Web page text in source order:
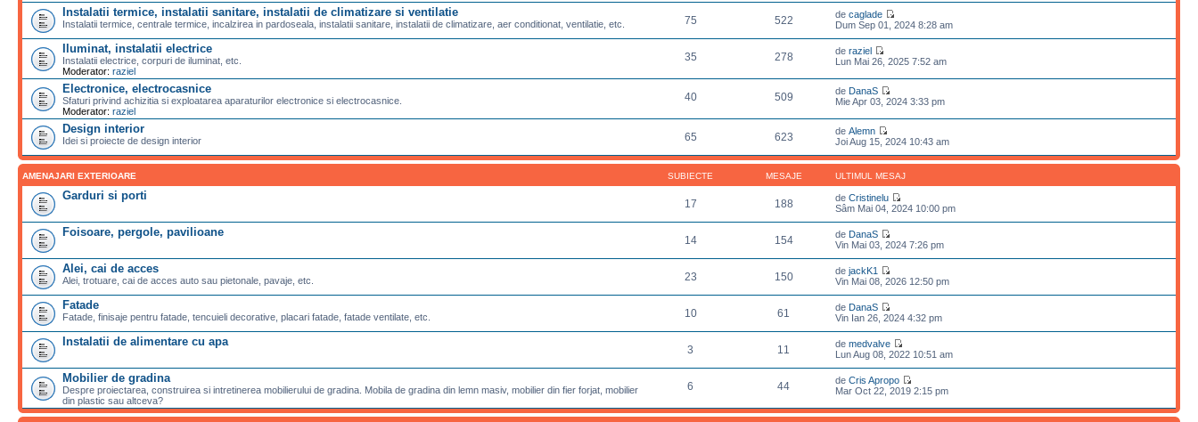
Instalatii termice, instalatii sanitare, instalatii de climatizare si ventilatie
Instalatii termice, centrale termice, incalzirea in pardoseala, instalatii sanitare, instalatii de climatizare, aer conditionat, ventilatie, etc. 75 522 decaglade
Dum Sep 01, 2024 8:28 am
Iluminat, instalatii electrice
Instalatii electrice, corpuri de iluminat, etc.
Moderator: raziel
35 278 deraziel
Lun Mai 26, 2025 7:52 am
Electronice, electrocasnice
Sfaturi privind achizitia si exploatarea aparaturilor electronice si electrocasnice.
Moderator: raziel
40 509 de DanaS
Mie Apr 03, 2024 3:33 pm
Design interior
Idei si proiecte de design interior 65 623 deAlemn
Joi Aug 15, 2024 10:43 am
AMENAJARI EXTERIOARE SUBIECTE MESAJE ULTIMUL MESAJ
Garduri si porti
17 188 deCristinelu
Sâm Mai 04, 2024 10:00 pm
Foisoare, pergole, pavilioane
14 154 de DanaS
Vin Mai 03, 2024 7:26 pm
Alei, cai de acces
Alei, trotuare, cai de acces auto sau pietonale, pavaje, etc. 23 150 dejackK1
Vin Mai 08, 2026 12:50 pm
Fatade
Fatade, finisaje pentru fatade, tencuieli decorative, placari fatade, fatade ventilate, etc. 10 61 de DanaS
Vin Ian 26, 2024 4:32 pm
Instalatii de alimentare cu apa
3 11 demedvalve
Lun Aug 08, 2022 10:51 am
Mobilier de gradina
Despre proiectarea, construirea si intretinerea mobilierului de gradina. Mobila de gradina din lemn masiv, mobilier din fier forjat, mobilier
din plastic sau altceva?
6 44 deCris Apropo
Mar Oct 22, 2019 2:15 pm